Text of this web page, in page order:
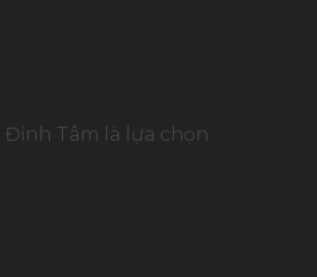
Đỉnh Tâm là lựa chọn